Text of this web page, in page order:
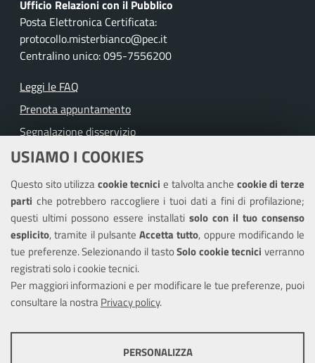
USIAMO I COOKIES
Questo sito utilizzacookie tecnicie talvolta anche cookie di terze
parti che potrebbero raccogliere i tuoi dati a fini di profilazione;
questi ultimi possono essere installati solo con il tuo consenso
esplicito, tramite il pulsante Accetta tutto, oppure modificando le
tue preferenze. Selezionando il tastoSolo cookie tecnici verranno
registrati solo i cookie tecnici.
Per maggiori informazioni e per modificare le tue preferenze, puoi
consultare la nostraPrivacy policy.
PERSONALIZZA
Ufficio Relazioni con il Pubblico
Posta Elettronica Certificata:
protocollo.misterbianco@pec.it
Centralino unico: 095-7556200
Leggi le FAQ
Prenota appuntamento
Segnalazione disservizio
Richiesta assistenza
Amministrazione trasparente
Informativa privacy
Note legali
Piano di miglioramento del sito
Dichiarazione di accessibilità